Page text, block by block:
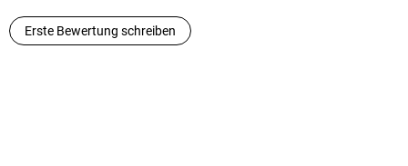
Erste Bewertung schreiben